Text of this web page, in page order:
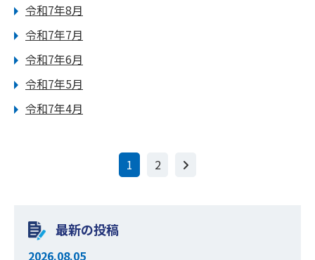
令和7年8月
令和7年7月
令和7年6月
令和7年5月
令和7年4月
1 2
最新の投稿
2026.08.05